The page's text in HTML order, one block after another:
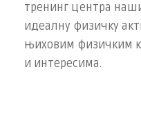
тренинг центра
идеалну физичку
њиховим физичким
и интересима.